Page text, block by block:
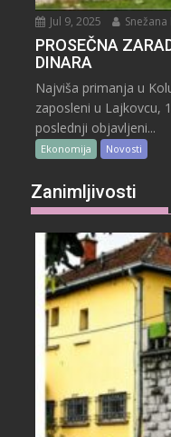
Jul 9, 2025 Snežana
PROSEČNA
DINARA
Najviša primanja u
zaposleni u Lajkovcu,
poslednji objavljeni...
Ekonomija Novosti
Zanimljivosti